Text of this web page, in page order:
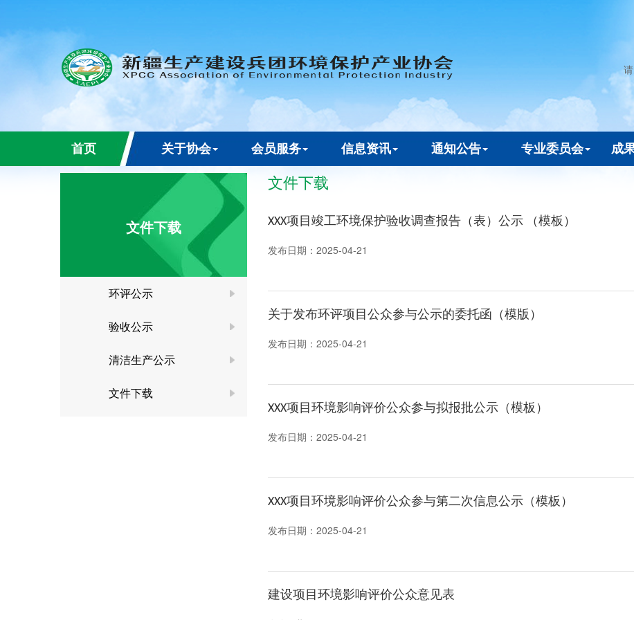
首页 关于协会 会员服务 信息资讯 通知公告 专业委员会 成
文件下载
环评公示
验收公示
清洁生产公示
文件下载
文件下载
XXX项目竣工环境保护验收调查报告（表）公示 （模板）
发布日期： 2025-04-21
关于发布环评项目公众参与公示的委托函（模版）
发布日期： 2025-04-21
XXX项目环境影响评价公众参与拟报批公示（模板）
发布日期： 2025-04-21
XXX项目环境影响评价公众参与第二次信息公示（模板）
发布日期： 2025-04-21
建设项目环境影响评价公众意见表